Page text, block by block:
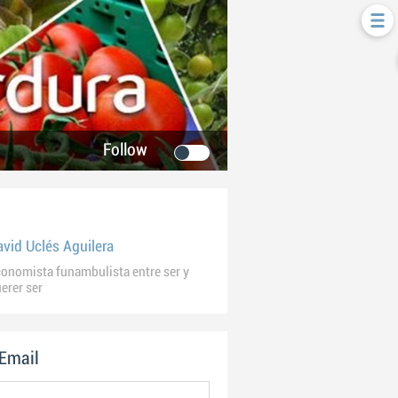
Follow
Uclés Aguilera
funambulista entre ser y
ser